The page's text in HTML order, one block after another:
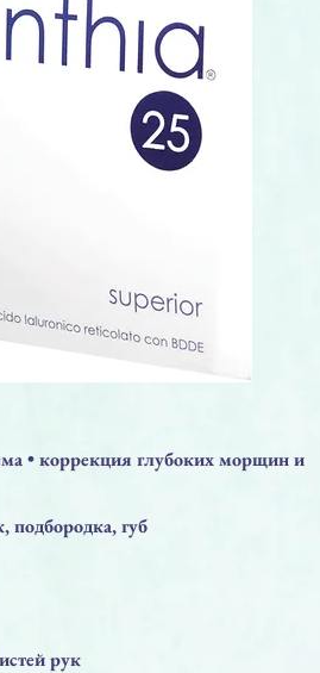
• коррекция глубоких морщин и
подбородка, губ
рук